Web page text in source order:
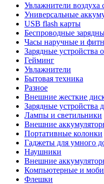
Увлажнители воздуха
Универсальные
USB flash карты
Беспроводные
Часы наручные и
Зарядные устройства
Гейминг
Увлажнители
Бытовая техника
Разное
Внешние жесткие
Зарядные устройства
Лампы и светильники
Внешние
Портативные колонки
Гаджеты для умного
Наушники
Внешние
Компьютерные и
Флешки